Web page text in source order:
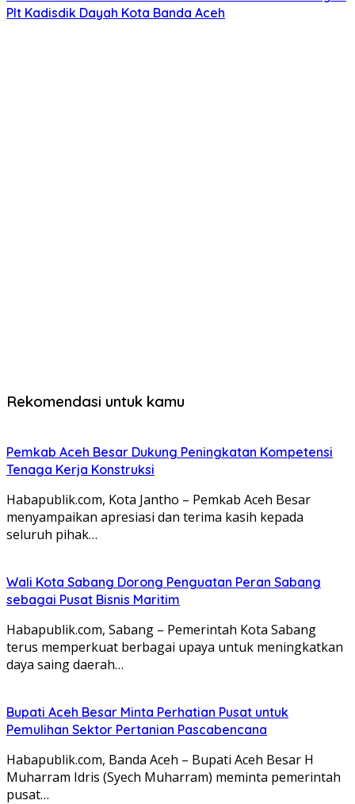
Plt Kadisdik Dayah Kota Banda Aceh
Rekomendasi untuk kamu
Pemkab Aceh Besar Dukung Peningkatan Kompetensi
Tenaga Kerja Konstruksi
Habapublik.com, Kota Jantho – Pemkab Aceh Besar
menyampaikan apresiasi dan terima kasih kepada
seluruh pihak…
Wali Kota Sabang Dorong Penguatan Peran Sabang
sebagai Pusat Bisnis Maritim
Habapublik.com, Sabang – Pemerintah Kota Sabang
terus memperkuat berbagai upaya untuk meningkatkan
daya saing daerah…
Bupati Aceh Besar Minta Perhatian Pusat untuk
Pemulihan Sektor Pertanian Pascabencana
Habapublik.com, Banda Aceh – Bupati Aceh Besar H
Muharram Idris (Syech Muharram) meminta pemerintah
pusat…